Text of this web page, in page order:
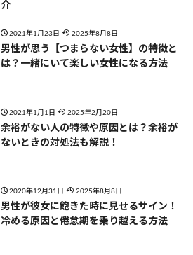
介
2021年1月23日 2025年8月8日
男性が思う【つまらない女性】の特徴と
は？一緒にいて楽しい女性になる方法
2021年1月1日 2025年2月20日
余裕がない人の特徴や原因とは？余裕が
ないときの対処法も解説！
2020年12月31日 2025年8月8日
男性が彼女に飽きた時に見せるサイン！
冷める原因と倦怠期を乗り越える方法